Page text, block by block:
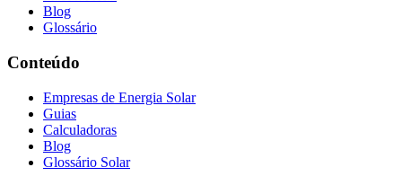
Blog
Glossário
Conteúdo
Empresas de Energia Solar
Guias
Calculadoras
Blog
Glossário Solar